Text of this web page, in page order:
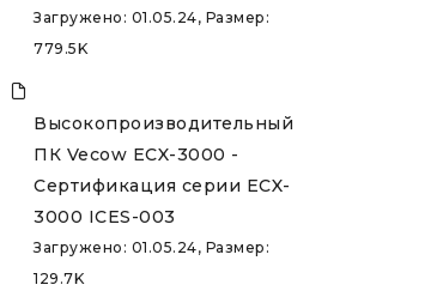
Загружено: 01.05.24, Размер:
779.5K
Высокопроизводительный
ПК Vecow ECX-3000 -
Сертификация серии ECX-
3000 ICES-003
Загружено: 01.05.24, Размер:
129.7K